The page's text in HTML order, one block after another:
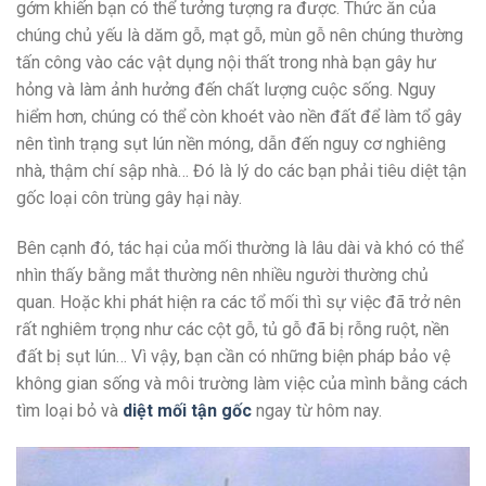
gớm khiến bạn có thể tưởng tượng ra được. Thức ăn của
chúng chủ yếu là dăm gỗ, mạt gỗ, mùn gỗ nên chúng thường
tấn công vào các vật dụng nội thất trong nhà bạn gây hư
hỏng và làm ảnh hưởng đến chất lượng cuộc sống. Nguy
hiểm hơn, chúng có thể còn khoét vào nền đất để làm tổ gây
nên tình trạng sụt lún nền móng, dẫn đến nguy cơ nghiêng
nhà, thậm chí sập nhà… Đó là lý do các bạn phải tiêu diệt tận
gốc loại côn trùng gây hại này.
Bên cạnh đó, tác hại của mối thường là lâu dài và khó có thể
nhìn thấy bằng mắt thường nên nhiều người thường chủ
quan. Hoặc khi phát hiện ra các tổ mối thì sự việc đã trở nên
rất nghiêm trọng như các cột gỗ, tủ gỗ đã bị rỗng ruột, nền
đất bị sụt lún… Vì vậy, bạn cần có những biện pháp bảo vệ
không gian sống và môi trường làm việc của mình bằng cách
tìm loại bỏ và diệt mối tận gốc ngay từ hôm nay.